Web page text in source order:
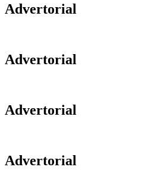
Advertorial
Advertorial
Advertorial
Advertorial